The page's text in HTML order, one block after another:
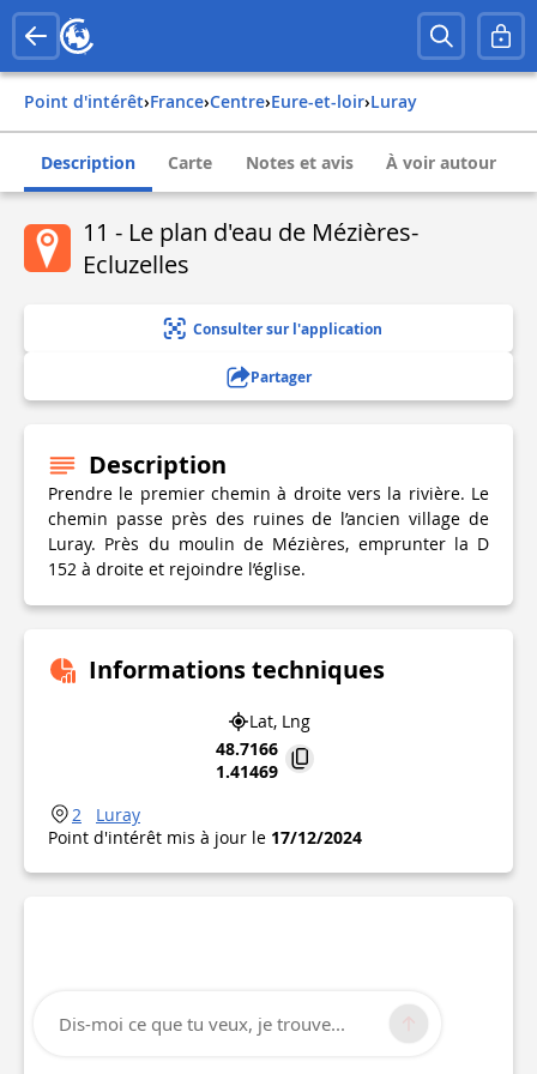
Point d'intérêt› france› centre› eure-et-loir› luray
Description Carte Notes et avis À voir autour
11 - Le plan d'eau de Mézières-
Ecluzelles
Consulter sur l'application
Partager
Description
Prendre le premier chemin à droite vers la rivière. Le
chemin passe près des ruines de l’ancien village de
Luray. Près du moulin de Mézières, emprunter la D
152 à droite et rejoindre l’église.
Informations techniques
Lat, Lng
48.7166
1.41469
2
Luray
Point d'intérêt mis à jour le 17/12/2024
Dis-moi ce que tu veux, je trouve...